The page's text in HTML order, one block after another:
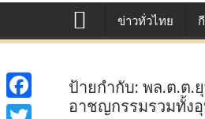
ข่าวทั่วไทย
ป้ายกำกับ: พล.ต.ต.
อาชญกรรมรวมทั้ง
F